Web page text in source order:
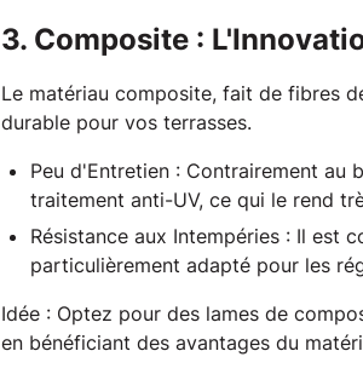
3. Composite :
Le matériau composite, fait de fibres
durable pour vos terrasses.
Peu d'Entretien : Contrairement au
traitement anti-UV, ce qui le rend
Résistance aux Intempéries : Il est
particulièrement adapté pour les
Idée : Optez pour des lames de
en bénéficiant des avantages du